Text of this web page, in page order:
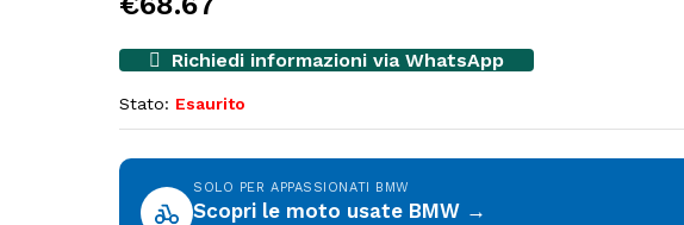
Richiedi informazioni via WhatsApp
Stato: Esaurito
SOLO PER APPASSIONATI BMW
Scopri le moto usate BMW →